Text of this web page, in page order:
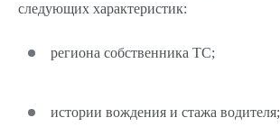
следующих характеристик:
региона собственника ТС;
истории вождения и стажа водителя;